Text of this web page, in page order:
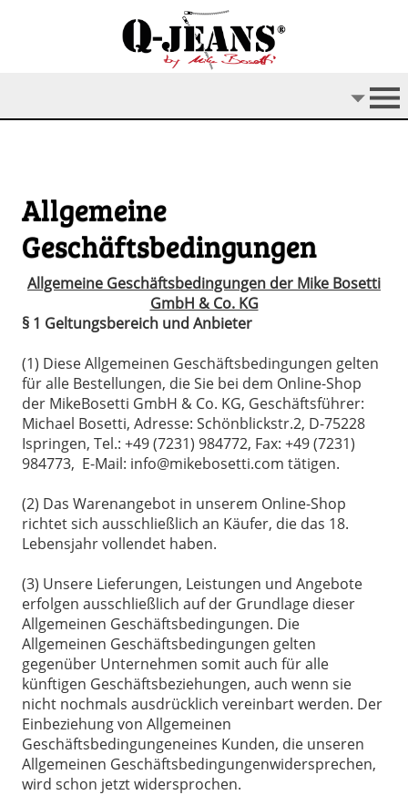
Allgemeine
Geschäftsbedingungen
Allgemeine Geschäftsbedingungen der Mike Bosetti
GmbH & Co. KG
§ 1 Geltungsbereich und Anbieter
(1) Diese Allgemeinen Geschäftsbedingungen gelten
für alle Bestellungen, die Sie bei dem Online-Shop
der MikeBosetti GmbH & Co. KG, Geschäftsführer:
Michael Bosetti, Adresse: Schönblickstr.2, D-75228
Ispringen, Tel.: +49 (7231) 984772, Fax: +49 (7231)
984773, E-Mail: info@mikebosetti.com tätigen.
(2) Das Warenangebot in unserem Online-Shop
richtet sich ausschließlich an Käufer, die das 18.
Lebensjahr vollendet haben.
(3) Unsere Lieferungen, Leistungen und Angebote
erfolgen ausschließlich auf der Grundlage dieser
Allgemeinen Geschäftsbedingungen. Die
Allgemeinen Geschäftsbedingungen gelten
gegenüber Unternehmen somit auch für alle
künftigen Geschäftsbeziehungen, auch wenn sie
nicht nochmals ausdrücklich vereinbart werden. Der
Einbeziehung von Allgemeinen
Geschäftsbedingungeneines Kunden, die unseren
Allgemeinen Geschäftsbedingungenwidersprechen,
wird schon jetzt widersprochen.